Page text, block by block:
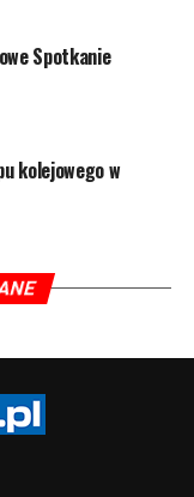
Spotkanie
kolejowego w